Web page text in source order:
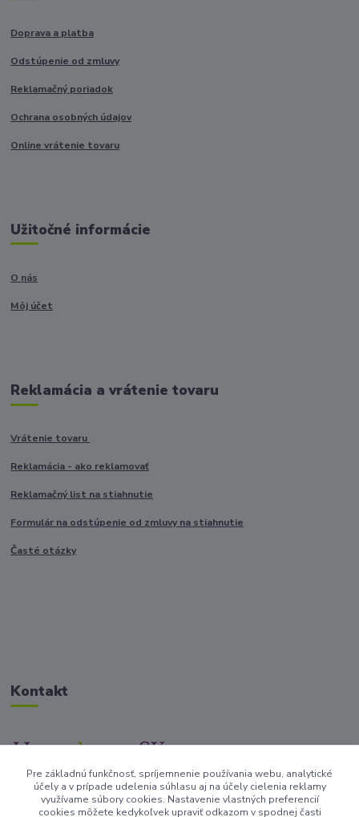
Doprava a platba
Odstúpenie od zmluvy
Reklamačný poriadok
Ochrana osobných údajov
Online vrátenie tovaru
Užitočné informácie
O nás
Môj účet
Reklamácia a vrátenie tovaru
Vrátenie tovaru
Reklamácia - ako reklamovať
Reklamačný list na stiahnutie
Formulár na odstúpenie od zmluvy na stiahnutie
Časté otázky
Kontakt
+421917682234
/Po-Pi 9-17 hod/
Pre základnú funkčnosť, spríjemnenie používania webu, analytické
účely a v prípade udelenia súhlasu aj na účely cielenia reklamy
využívame súbory cookies. Nastavenie vlastných preferencií
cookies môžete kedykoľvek upraviť odkazom v spodnej časti